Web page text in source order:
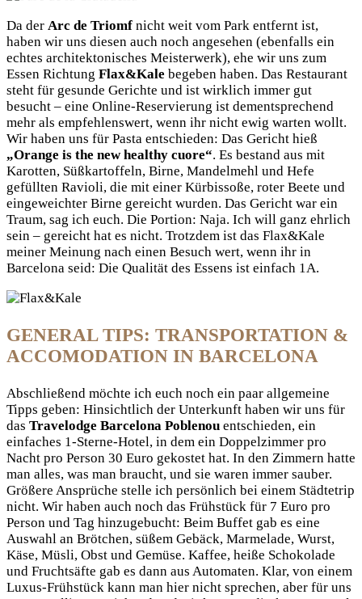
Da der Arc de Triomf nicht weit vom Park entfernt ist,
haben wir uns diesen auch noch angesehen (ebenfalls ein
echtes architektonisches Meisterwerk), ehe wir uns zum
Essen Richtung Flax&Kale begeben haben. Das Restaurant
steht für gesunde Gerichte und ist wirklich immer gut
besucht – eine Online-Reservierung ist dementsprechend
mehr als empfehlenswert, wenn ihr nicht ewig warten wollt.
Wir haben uns für Pasta entschieden: Das Gericht hieß
„Orange is the new healthy cuore“. Es bestand aus mit
Karotten, Süßkartoffeln, Birne, Mandelmehl und Hefe
gefüllten Ravioli, die mit einer Kürbissoße, roter Beete und
eingeweichter Birne gereicht wurden. Das Gericht war ein
Traum, sag ich euch. Die Portion: Naja. Ich will ganz ehrlich
sein – gereicht hat es nicht. Trotzdem ist das Flax&Kale
meiner Meinung nach einen Besuch wert, wenn ihr in
Barcelona seid: Die Qualität des Essens ist einfach 1A.
GENERAL TIPS: TRANSPORTATION &
ACCOMODATION IN BARCELONA
Abschließend möchte ich euch noch ein paar allgemeine
Tipps geben: Hinsichtlich der Unterkunft haben wir uns für
das Travelodge Barcelona Poblenou entschieden, ein
einfaches 1-Sterne-Hotel, in dem ein Doppelzimmer pro
Nacht pro Person 30 Euro gekostet hat. In den Zimmern hatte
man alles, was man braucht, und sie waren immer sauber.
Größere Ansprüche stelle ich persönlich bei einem Städtetrip
nicht. Wir haben auch noch das Frühstück für 7 Euro pro
Person und Tag hinzugebucht: Beim Buffet gab es eine
Auswahl an Brötchen, süßem Gebäck, Marmelade, Wurst,
Käse, Müsli, Obst und Gemüse. Kaffee, heiße Schokolade
und Fruchtsäfte gab es dann aus Automaten. Klar, von einem
Luxus-Frühstück kann man hier nicht sprechen, aber für uns